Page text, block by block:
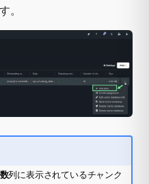
。
列に表示されているチャンク